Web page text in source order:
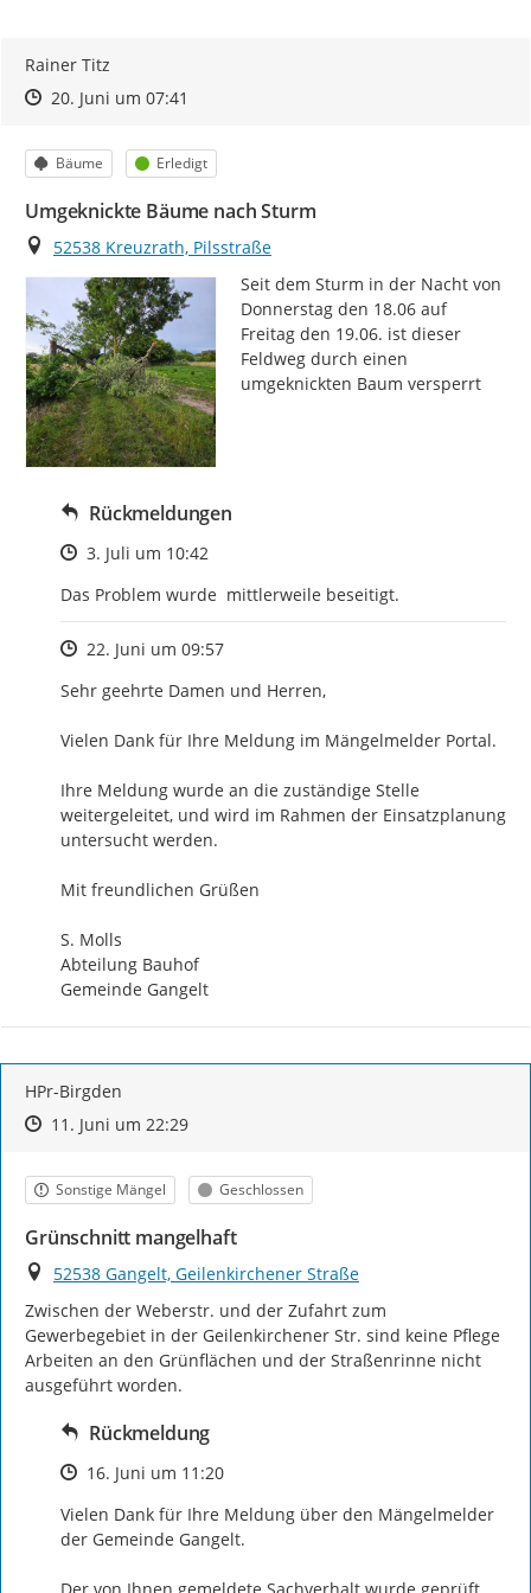
Rainer Titz
Zeitpunkt des Erstellens
Zeitpunkt des Erstellens
20. Juni um 07:41
Kategorie
Bäume Status
Erledigt
Umgeknickte Bäume nach Sturm
Ort
52538 Kreuzrath, Pilsstraße
Seit dem Sturm in der Nacht von
Donnerstag den 18.06 auf
Freitag den 19.06. ist dieser
Feldweg durch einen
umgeknickten Baum versperrt
Rückmeldungen
Zeitpunkt des Erstellens
3. Juli um 10:42
Das Problem wurde  mittlerweile beseitigt.
Zeitpunkt des Erstellens
22. Juni um 09:57
Sehr geehrte Damen und Herren,
Vielen Dank für Ihre Meldung im Mängelmelder Portal.
Ihre Meldung wurde an die zuständige Stelle
weitergeleitet, und wird im Rahmen der Einsatzplanung
untersucht werden.
Mit freundlichen Grüßen
S. Molls
Abteilung Bauhof
Gemeinde Gangelt
HPr-Birgden
Zeitpunkt des Erstellens
Zeitpunkt des Erstellens
11. Juni um 22:29Zur Äußerung
Kategorie
Sonstige Mängel Status
Geschlossen
Grünschnitt mangelhaft
Ort
52538 Gangelt, Geilenkirchener Straße
Zwischen der Weberstr. und der Zufahrt zum
Gewerbegebiet in der Geilenkirchener Str. sind keine Pflege
Arbeiten an den Grünflächen und der Straßenrinne nicht
ausgeführt worden.
Rückmeldung
Zeitpunkt des Erstellens
16. Juni um 11:20
Vielen Dank für Ihre Meldung über den Mängelmelder
der Gemeinde Gangelt.